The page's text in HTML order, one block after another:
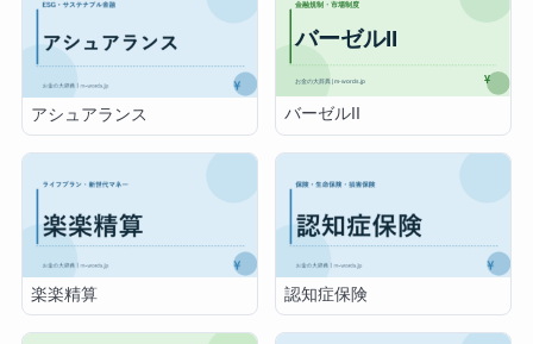
アシュアランス バーゼルII
楽楽精算 認知症保険